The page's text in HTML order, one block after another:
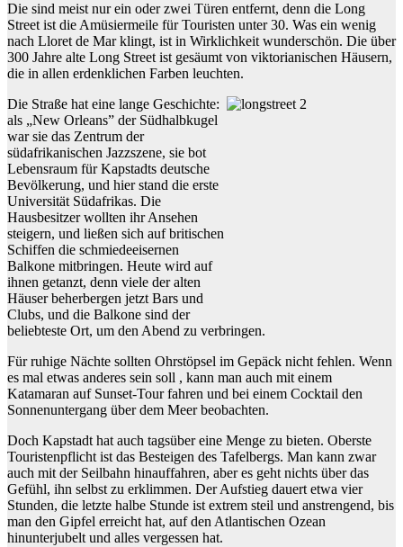
Die sind meist nur ein oder zwei Türen entfernt, denn die Long
Street ist die Amüsiermeile für Touristen unter 30. Was ein wenig
nach Lloret de Mar klingt, ist in Wirklichkeit wunderschön. Die über
300 Jahre alte Long Street ist gesäumt von viktorianischen Häusern,
die in allen erdenklichen Farben leuchten.
Die Straße hat eine lange Geschichte:
als „New Orleans” der Südhalbkugel
war sie das Zentrum der
südafrikanischen Jazzszene, sie bot
Lebensraum für Kapstadts deutsche
Bevölkerung, und hier stand die erste
Universität Südafrikas. Die
Hausbesitzer wollten ihr Ansehen
steigern, und ließen sich auf britischen
Schiffen die schmiedeeisernen
Balkone mitbringen. Heute wird auf
ihnen getanzt, denn viele der alten
Häuser beherbergen jetzt Bars und
Clubs, und die Balkone sind der
beliebteste Ort, um den Abend zu verbringen.
Für ruhige Nächte sollten Ohrstöpsel im Gepäck nicht fehlen. Wenn
es mal etwas anderes sein soll , kann man auch mit einem
Katamaran auf Sunset-Tour fahren und bei einem Cocktail den
Sonnenuntergang über dem Meer beobachten.
Doch Kapstadt hat auch tagsüber eine Menge zu bieten. Oberste
Touristenpflicht ist das Besteigen des Tafelbergs. Man kann zwar
auch mit der Seilbahn hinauffahren, aber es geht nichts über das
Gefühl, ihn selbst zu erklimmen. Der Aufstieg dauert etwa vier
Stunden, die letzte halbe Stunde ist extrem steil und anstrengend, bis
man den Gipfel erreicht hat, auf den Atlantischen Ozean
hinunterjubelt und alles vergessen hat.